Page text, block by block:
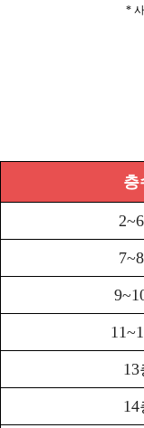
*
층
13
14